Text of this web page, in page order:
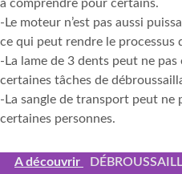
à comprendre pour certains.
-Le moteur n’est pas aussi
ce qui peut rendre le processus
-La lame de 3 dents peut ne
certaines tâches de
-La sangle de transport peut ne
certaines personnes.
A découvrir